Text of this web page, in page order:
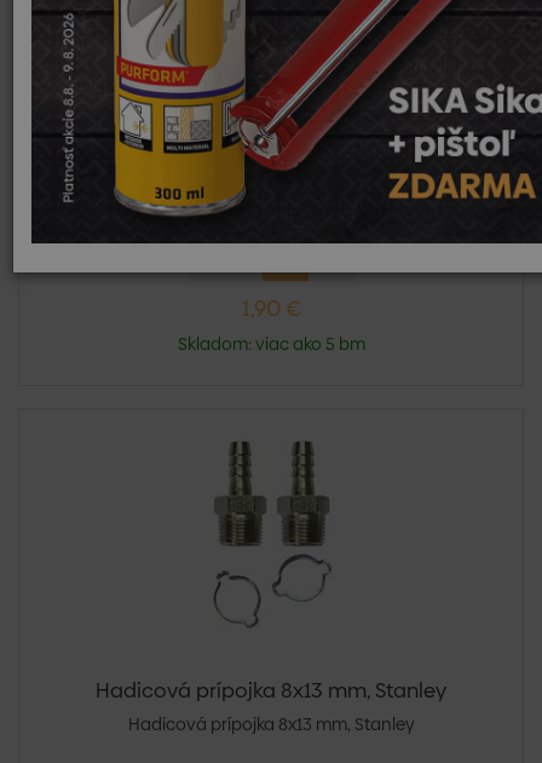
Hadica na plyn 9×15 mm
Hadica na plyn oranžová, priemer 9x15mm
1,90 €
Skladom: viac ako 5 bm
Hadicová prípojka 8x13 mm, Stanley
Hadicová prípojka 8x13 mm, Stanley